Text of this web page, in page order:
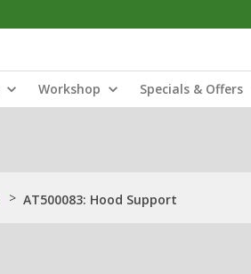
Workshop Specials & Offers
> AT500083: Hood Support